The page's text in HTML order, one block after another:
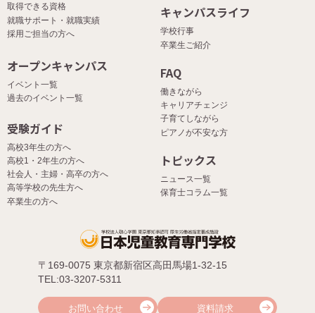
取得できる資格
就職サポート・就職実績
採用ご担当の方へ
キャンパスライフ
学校行事
卒業生ご紹介
オープンキャンパス
イベント一覧
過去のイベント一覧
FAQ
働きながら
キャリアチェンジ
子育てしながら
ピアノが不安な方
受験ガイド
高校3年生の方へ
高校1・2年生の方へ
社会人・主婦・高卒の方へ
高等学校の先生方へ
卒業生の方へ
トピックス
ニュース一覧
保育士コラム一覧
〒169-0075 東京都新宿区高田馬場1-32-15
TEL:03-3207-5311
お問い合わせ 資料請求